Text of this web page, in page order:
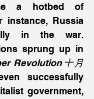
a hotbed of
instance, Russia
in the war.
sprung up in
Revolution十月
successfully
government,